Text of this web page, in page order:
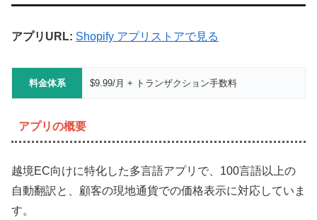
アプリURL: Shopify アプリストアで見る
料金体系 $9.99/月 + トランザクション手数料
アプリの概要
越境EC向けに特化した多言語アプリで、100言語以上の
自動翻訳と、顧客の現地通貨での価格表示に対応していま
す。